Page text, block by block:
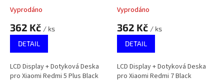
Vyprodáno
362 Kč / ks
DETAIL
LCD Display + Dotyková Deska
pro Xiaomi Redmi 5 Plus Black
Vyprodáno
362 Kč / ks
DETAIL
LCD Display + Dotyková Deska
pro Xiaomi Redmi 7 Black